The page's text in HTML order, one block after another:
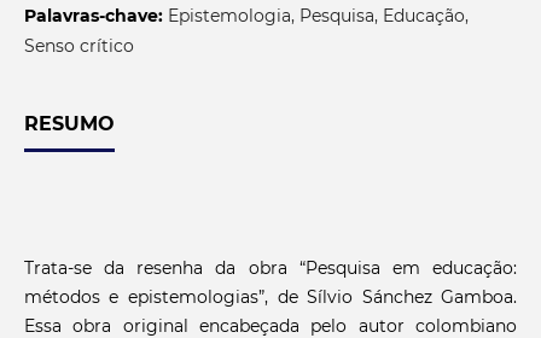
Palavras-chave: Epistemologia, Pesquisa, Educação,
Senso crítico
RESUMO
Trata-se da resenha da obra “Pesquisa em educação:
métodos e epistemologias”, de Sílvio Sánchez Gamboa.
Essa obra original encabeçada pelo autor colombiano